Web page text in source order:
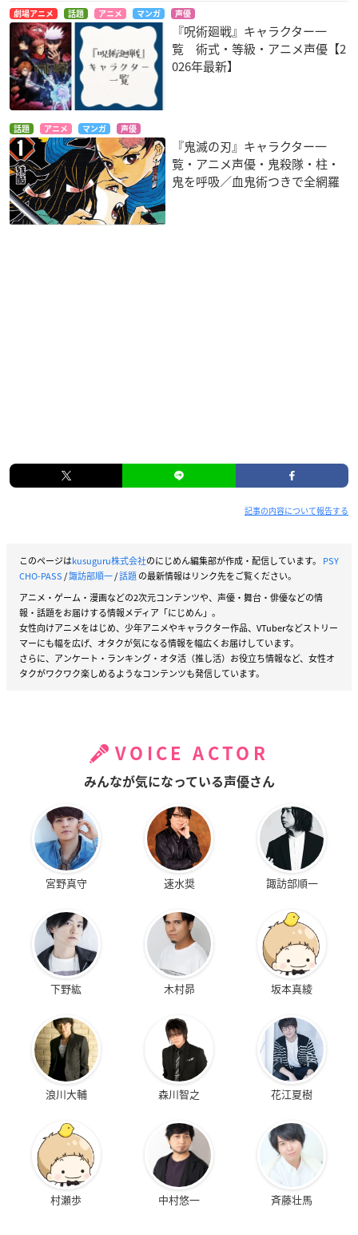
劇場アニメ 話題 アニメ マンガ 声優
『呪術廻戦』キャラクター一
覧 術式・等級・アニメ声優【2
026年最新】
話題 アニメ マンガ 声優
『鬼滅の刃』キャラクター一
覧・アニメ声優・鬼殺隊・柱・
鬼を呼吸／血鬼術つきで全網羅
記事の内容について報告する
このページはkusuguru株式会社のにじめん編集部が作成・配信しています。 PSY
CHO-PASS/諏訪部順一/話題の最新情報はリンク先をご覧ください。
アニメ・ゲーム・漫画などの2次元コンテンツや、声優・舞台・俳優などの情
報・話題をお届けする情報メディア「にじめん」。
女性向けアニメをはじめ、少年アニメやキャラクター作品、VTuberなどストリー
マーにも幅を広げ、オタクが気になる情報を幅広くお届けしています。
さらに、アンケート・ランキング・オタ活（推し活）お役立ち情報など、女性オ
タクがワクワク楽しめるようなコンテンツも発信しています。
VOICE ACTOR
みんなが気になっている声優さん
宮野真守 速水奨 諏訪部順一
下野紘 木村昴 坂本真綾
浪川大輔 森川智之 花江夏樹
村瀬歩 中村悠一 斉藤壮馬